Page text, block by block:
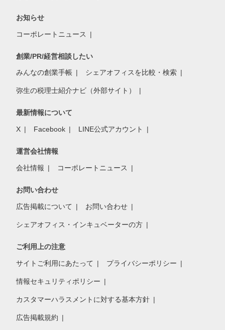
お知らせ
コーポレートニュース
創業/PR/経営相談したい
みんなの創業手帳 シェアオフィスを比較・検索
弥生の税理士紹介ナビ（外部サイト）
最新情報について
X Facebook LINE公式アカウント
運営会社情報
会社情報 コーポレートニュース
お問い合わせ
広告掲載について お問い合わせ
シェアオフィス・インキュベーターの方
ご利用上の注意
サイトご利用にあたって プライバシーポリシー
情報セキュリティポリシー
カスタマーハラスメントに対する基本方針
広告掲載規約